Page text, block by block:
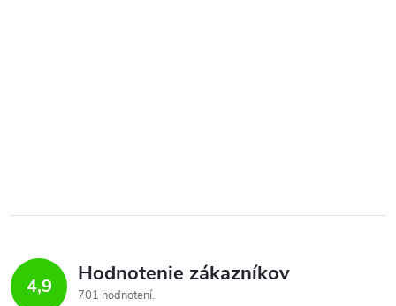
4,9 Hodnotenie zákazníkov
701 hodnotení